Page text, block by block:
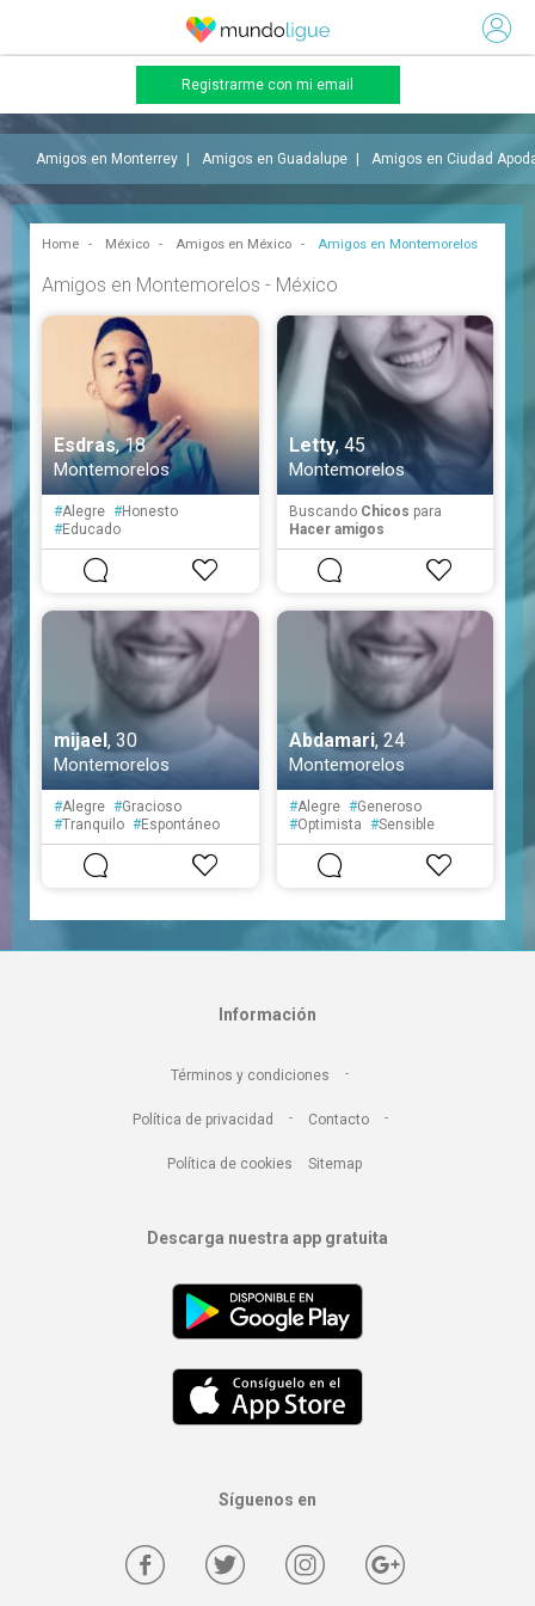
Registrarme con mi email
Amigos en Monterrey Amigos en Guadalupe Amigos en Ciudad
Amigos en Montemorelos - México
Home México Amigos en México Amigos en Montemorelos
Esdras, 18
Montemorelos
#Alegre #Honesto
#Educado
Letty, 45
Montemorelos
Buscando Chicos para
Hacer amigos
mijael, 30
Montemorelos
#Alegre #Gracioso
#Tranquilo #Espontáneo
#Educado #Fiel #Servicial
Abdamari, 24
Montemorelos
#Alegre #Generoso
#Optimista #Sensible
#Despistado #Simpático
Fiel
Información
Términos y condiciones -
Política de privacidad - Contacto -
Política de cookies Sitemap
Descarga nuestra app gratuita
Síguenos en